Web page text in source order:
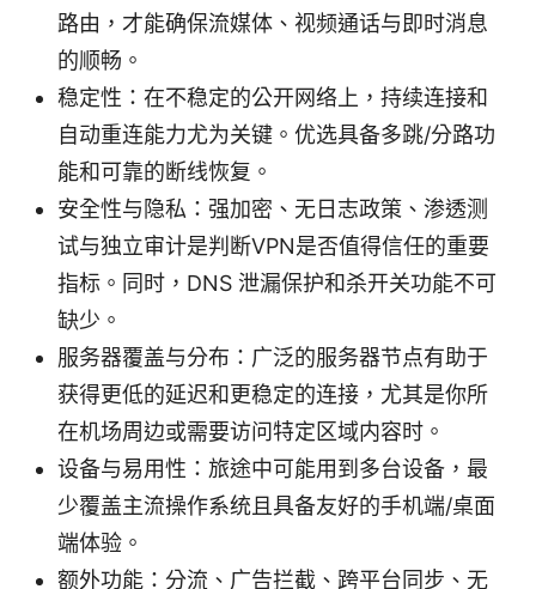
路由，才能确保流媒体、视频通话与即时消息
的顺畅。
稳定性：在不稳定的公开网络上，持续连接和
自动重连能力尤为关键。优选具备多跳/分路功
能和可靠的断线恢复。
安全性与隐私：强加密、无日志政策、渗透测
试与独立审计是判断VPN是否值得信任的重要
指标。同时，DNS 泄漏保护和杀开关功能不可
缺少。
服务器覆盖与分布：广泛的服务器节点有助于
获得更低的延迟和更稳定的连接，尤其是你所
在机场周边或需要访问特定区域内容时。
设备与易用性：旅途中可能用到多台设备，最
少覆盖主流操作系统且具备友好的手机端/桌面
端体验。
额外功能：分流、广告拦截、跨平台同步、无